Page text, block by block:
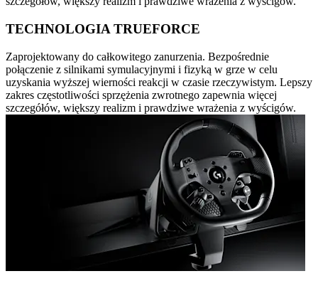
TECHNOLOGIA TRUEFORCE
Zaprojektowany do całkowitego zanurzenia. Bezpośrednie
połączenie z silnikami symulacyjnymi i fizyką w grze w celu
uzyskania wyższej wierności reakcji w czasie rzeczywistym. Lepszy
zakres częstotliwości sprzężenia zwrotnego zapewnia więcej
szczegółów, większy realizm i prawdziwe wrażenia z wyścigów.